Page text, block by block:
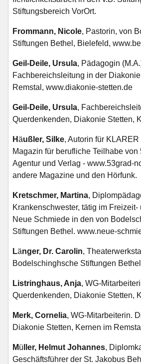
Stiftungsbereich VorOrt.
Frommann, Nicole, Pastorin, von
Stiftungen Bethel, Bielefeld,
Geil-Deile, Ursula, Pädagogin
Fachbereichsleitung in der
Remstal, www.diakonie-stetten.de
Geil-Deile, Ursula,
Querdenkenden, Diakonie Stetten,
Häußler, Silke, Autorin für
Magazin für berufliche Teilhabe von
Agentur und Verlag - www.53grad-
andere Magazine und den Hörfunk.
Kretschmer, Martina,
Krankenschwester, tätig im
Neue Schmiede in den von
Stiftungen Bethel. www.neue-
Länger, Dr. Carolin,
Bodelschinghsche Stiftungen Bethel
Listringhaus, Anja, WG-
Querdenkenden, Diakonie Stetten,
Merk, Cornelia, WG-Mitarbeiterin.
Diakonie Stetten, Kernen im Remstal
Mü ller, Helmut Johannes,
Geschäftsführer der St. Jakobus